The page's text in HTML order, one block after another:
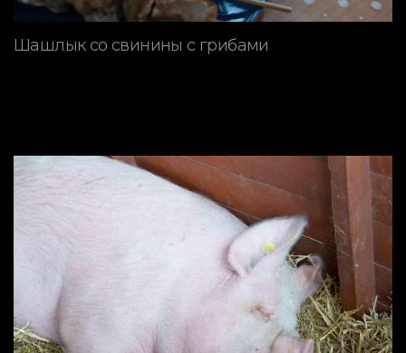
Шашлык со свинины с грибами
ПОРОДЫ СВИНЕЙ